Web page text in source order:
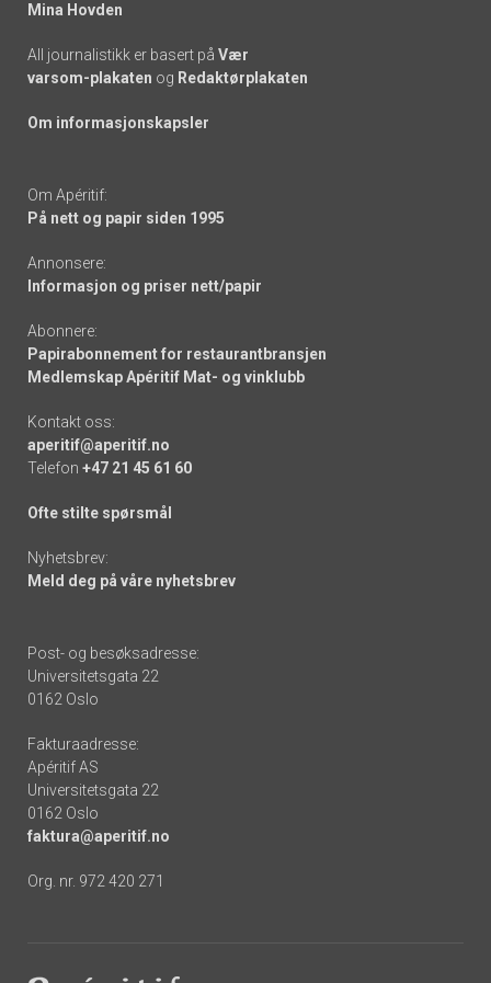
Mina Hovden
All journalistikk er basert på Vær
varsom-plakaten og Redaktørplakaten
Om informasjonskapsler
Om Apéritif:
På nett og papir siden 1995
Annonsere:
Informasjon og priser nett/papir
Abonnere:
Papirabonnement for restaurantbransjen
Medlemskap Apéritif Mat- og vinklubb
Kontakt oss:
aperitif@aperitif.no
Telefon +47 21 45 61 60
Ofte stilte spørsmål
Nyhetsbrev:
Meld deg på våre nyhetsbrev
Post- og besøksadresse:
Universitetsgata 22
0162 Oslo
Fakturaadresse:
Apéritif AS
Universitetsgata 22
0162 Oslo
faktura@aperitif.no
Org. nr. 972 420 271